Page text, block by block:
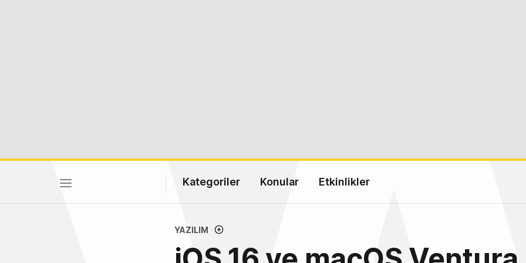
Kategoriler Konular Etkinlikler
YAZILIM